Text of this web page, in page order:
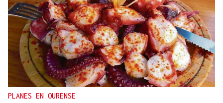
PRIMER AÑO
El servicio de Anatomía Patológica del CHUO, el
lugar donde se pone nombre y apellidos al cáncer
PLANES EN OURENSE